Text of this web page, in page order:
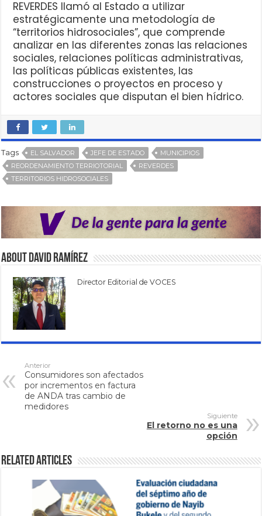
REVERDES llamó al Estado a utilizar
estratégicamente una metodología de
“territorios hidrosociales”, que comprende
analizar en las diferentes zonas las relaciones
sociales, relaciones políticas administrativas,
las políticas públicas existentes, las
construcciones o proyectos en proceso y
actores sociales que disputan el bien hídrico.
Tags EL SALVADOR JEFE DE ESTADO
MUNICIPIOS
REORDENAMIENTO TERRIOTORIAL
REVERDES
TERRITORIOS HIDROSOCIALES
About David Ramírez
Director Editorial de VOCES
Anterior
Consumidores son afectados
por incrementos en factura
de ANDA tras cambio de
medidores
Siguiente
El retorno no es una
opción
Related Articles